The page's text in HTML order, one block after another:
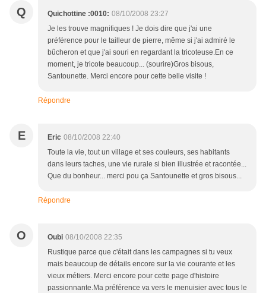
Q Quichottine :0010: 08/10/2008 23:27
Je les trouve magnifiques ! Je dois dire que j'ai une
préférence pour le tailleur de pierre, même si j'ai admiré le
bûcheron et que j'ai souri en regardant la tricoteuse.En ce
moment, je tricote beaucoup... (sourire)Gros bisous,
Santounette. Merci encore pour cette belle visite !
Répondre
E Eric 08/10/2008 22:40
Toute la vie, tout un village et ses couleurs, ses habitants
dans leurs taches, une vie rurale si bien illustrée et racontée...
Que du bonheur... merci pou ça Santounette et gros bisous...
Répondre
O Oubi 08/10/2008 22:35
Rustique parce que c'était dans les campagnes si tu veux
mais beaucoup de détails encore sur la vie courante et les
vieux métiers. Merci encore pour cette page d'histoire
passionnante.Ma préférence va vers le menuisier avec tous le